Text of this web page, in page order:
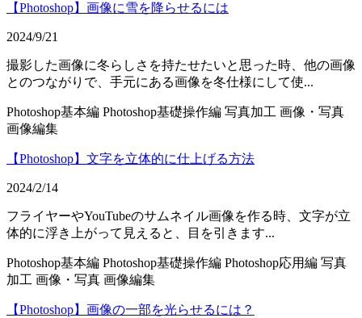
【Photoshop】画像に雪を降らせるには
2024/9/21
撮影した画像に冬らしさを持たせたいと思った時、他の画像
とのつながりで、手元にある画像を冬仕様にして使...
Photoshop基本編 Photoshop基礎操作編 写真加工 画像・写真
画像編集
【Photoshop】文字を立体的に仕上げる方法
2024/2/14
フライヤーやYouTubeのサムネイル画像を作る時、文字が立
体的に浮き上がって見えると、目を引きます...
Photoshop基本編 Photoshop基礎操作編 Photoshop応用編 写真
加工 画像・写真 画像編集
【Photoshop】画像の一部を光らせるには？